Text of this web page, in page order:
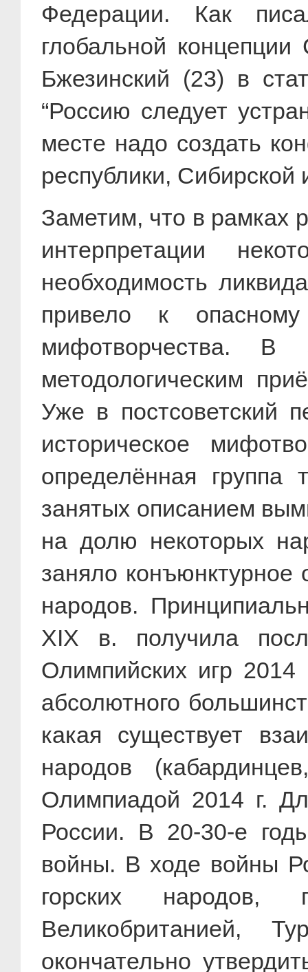
Федерации. Как
глобальной
Бжезинский (23) в
“Россию следует
месте надо создать
республики, Сибирской
Заметим, что в рамках
интерпретации
необходимость
привело к опасному
мифотворчества. В
методологическим
Уже в постсоветский
историческое
определённая группа
занятых описанием
на долю некоторых
заняло конъюнктурное
народов.
XIX в. получила
Олимпийских игр 2014
абсолютного
какая существует
народов
Олимпиадой 2014 г.
России. В 20-30-е
войны. В ходе войны
горских народов,
Великобританией,
окончательно